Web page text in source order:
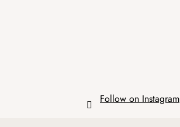
Follow on Instagram